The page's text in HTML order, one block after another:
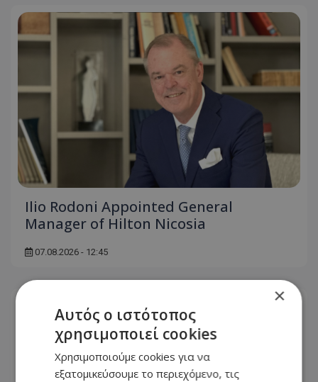
Ilio Rodoni Appointed General
Manager of Hilton Nicosia
07.08.2026 - 12:45
×
Αυτός ο ιστότοπος
χρησιμοποιεί cookies
Χρησιμοποιούμε cookies για να
εξατομικεύσουμε το περιεχόμενο, τις